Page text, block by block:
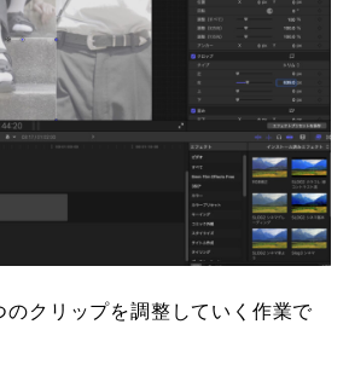
のクリップを調整していく作業で